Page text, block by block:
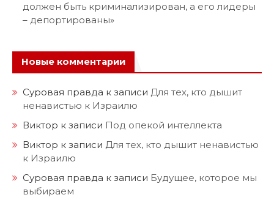
должен быть криминализирован, а его лидеры
– депортированы»
Новые комментарии
Суровая правда к записи Для тех, кто дышит
ненавистью к Израилю
Виктор к записи Под опекой интеллекта
Виктор к записи Для тех, кто дышит ненавистью
к Израилю
Суровая правда к записи Будущее, которое мы
выбираем